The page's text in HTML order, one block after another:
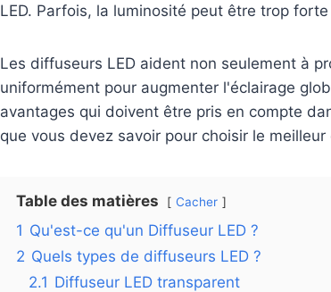
LED. Parfois, la luminosité peut être trop
Les diffuseurs LED aident non seulement à
uniformément pour augmenter l'éclairage
avantages qui doivent être pris en compte
que vous devez savoir pour choisir le
Table des matières Cacher
1 Qu'est-ce qu'un Diffuseur LED ?
2 Quels types de diffuseurs LED ?
2.1 Diffuseur LED transparent